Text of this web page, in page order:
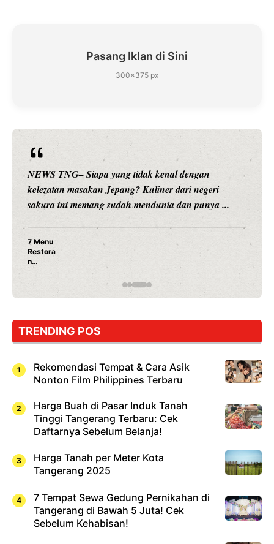
Pasang Iklan di Sini
300×375 px
...
NEWS TNG– Siapa sangka, dua nama
hiburan, Nunung Srimulat dan Vicky
merambah dunia kuliner dengan ...
Nunung Srimulat & Vicky Prasetyo
Rahasia Mami Bikin Nagih!
TRENDING POS
Rekomendasi Tempat & Cara Asik
Nonton Film Philippines Terbaru
Harga Buah di Pasar Induk Tanah
Tinggi Tangerang Terbaru: Cek
Daftarnya Sebelum Belanja!
Harga Tanah per Meter Kota
Tangerang 2025
7 Tempat Sewa Gedung Pernikahan di
Tangerang di Bawah 5 Juta! Cek
Sebelum Kehabisan!